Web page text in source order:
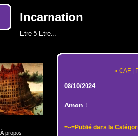
Incarnation
Être ô Être...
À propos
« CAF|
08/10/2024
Amen !
=--=Publié dans la